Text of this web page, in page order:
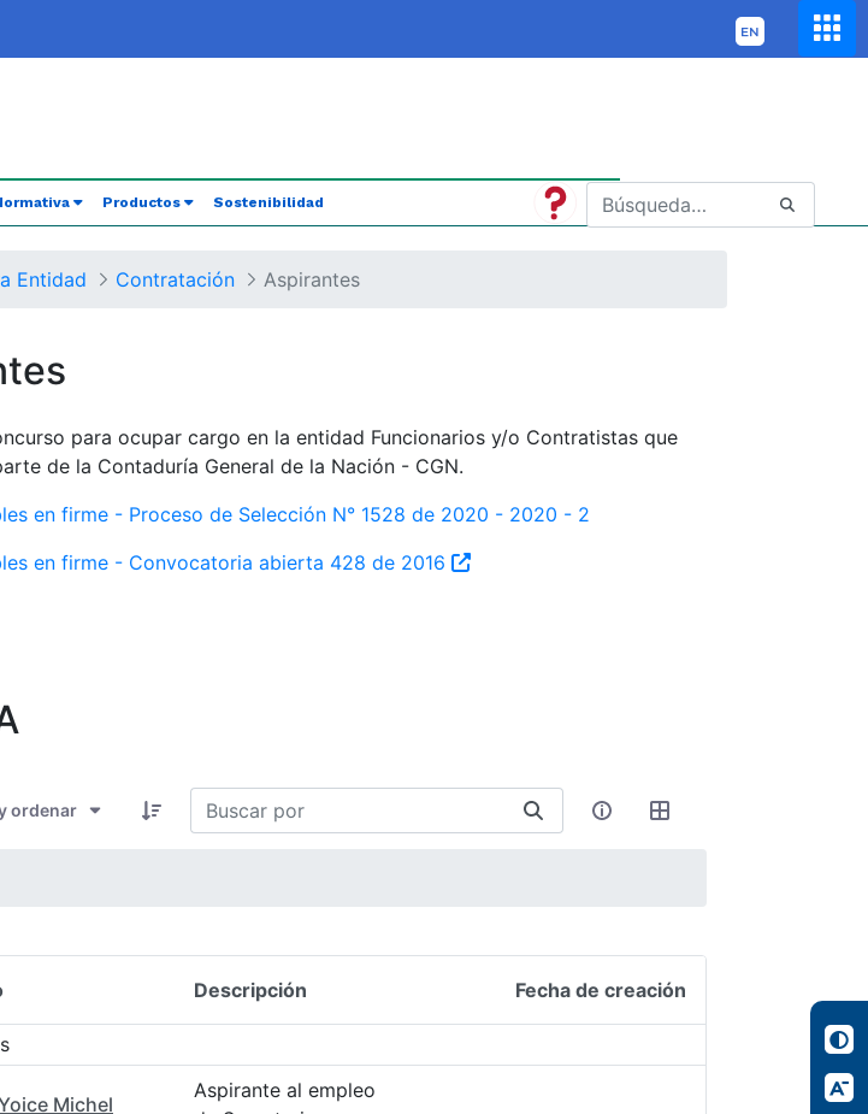
Productos Sostenibilidad
Entidad Contratación Aspirantes
para ocupar cargo en la entidad Funcionarios y/o Contratistas que
de la Contaduría General de la Nación - CGN.
en firme - Proceso de Selección N° 1528 de 2020 - 2020 - 2
en firme - Convocatoria abierta 428 de 2016
ordenar
elemento
Descripción Fecha de creación
Michel
Aspirante al empleo